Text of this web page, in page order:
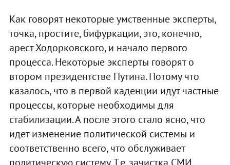
Как говорят некоторые умственные эксперты,
точка, простите, бифуркации, это, конечно,
арест Ходорковского, и начало первого
процесса. Некоторые эксперты говорят о
втором президентстве Путина. Потому что
казалось, что в первой каденции идут частные
процессы, которые необходимы для
стабилизации. А после этого стало ясно, что
идет изменение политической системы и
соответственно всего, что обслуживает